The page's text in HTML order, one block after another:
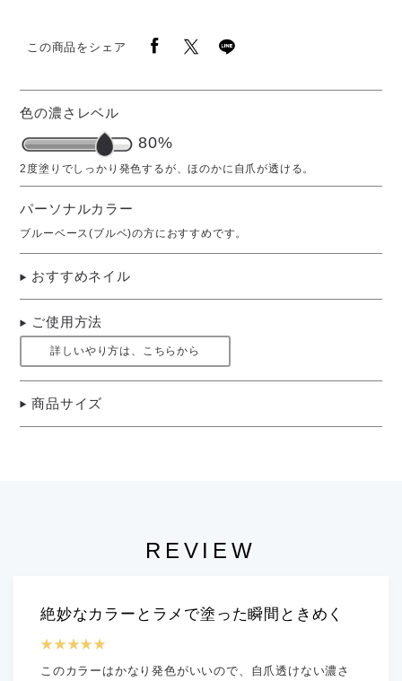
この商品をシェア
色の濃さレベル
80%
パーソナルカラー
ブルーベース(ブルベ)の方におすすめです。
おすすめネイル
ご使用方法
詳しいやり方は、こちらから
商品サイズ
REVIEW
絶妙なカラーとラメで塗った瞬間ときめく
★★★★★
このカラーはかなり発色がいいので、自爪透けない濃さ